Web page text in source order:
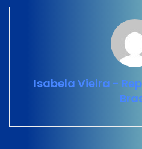
Isabela Vieira -